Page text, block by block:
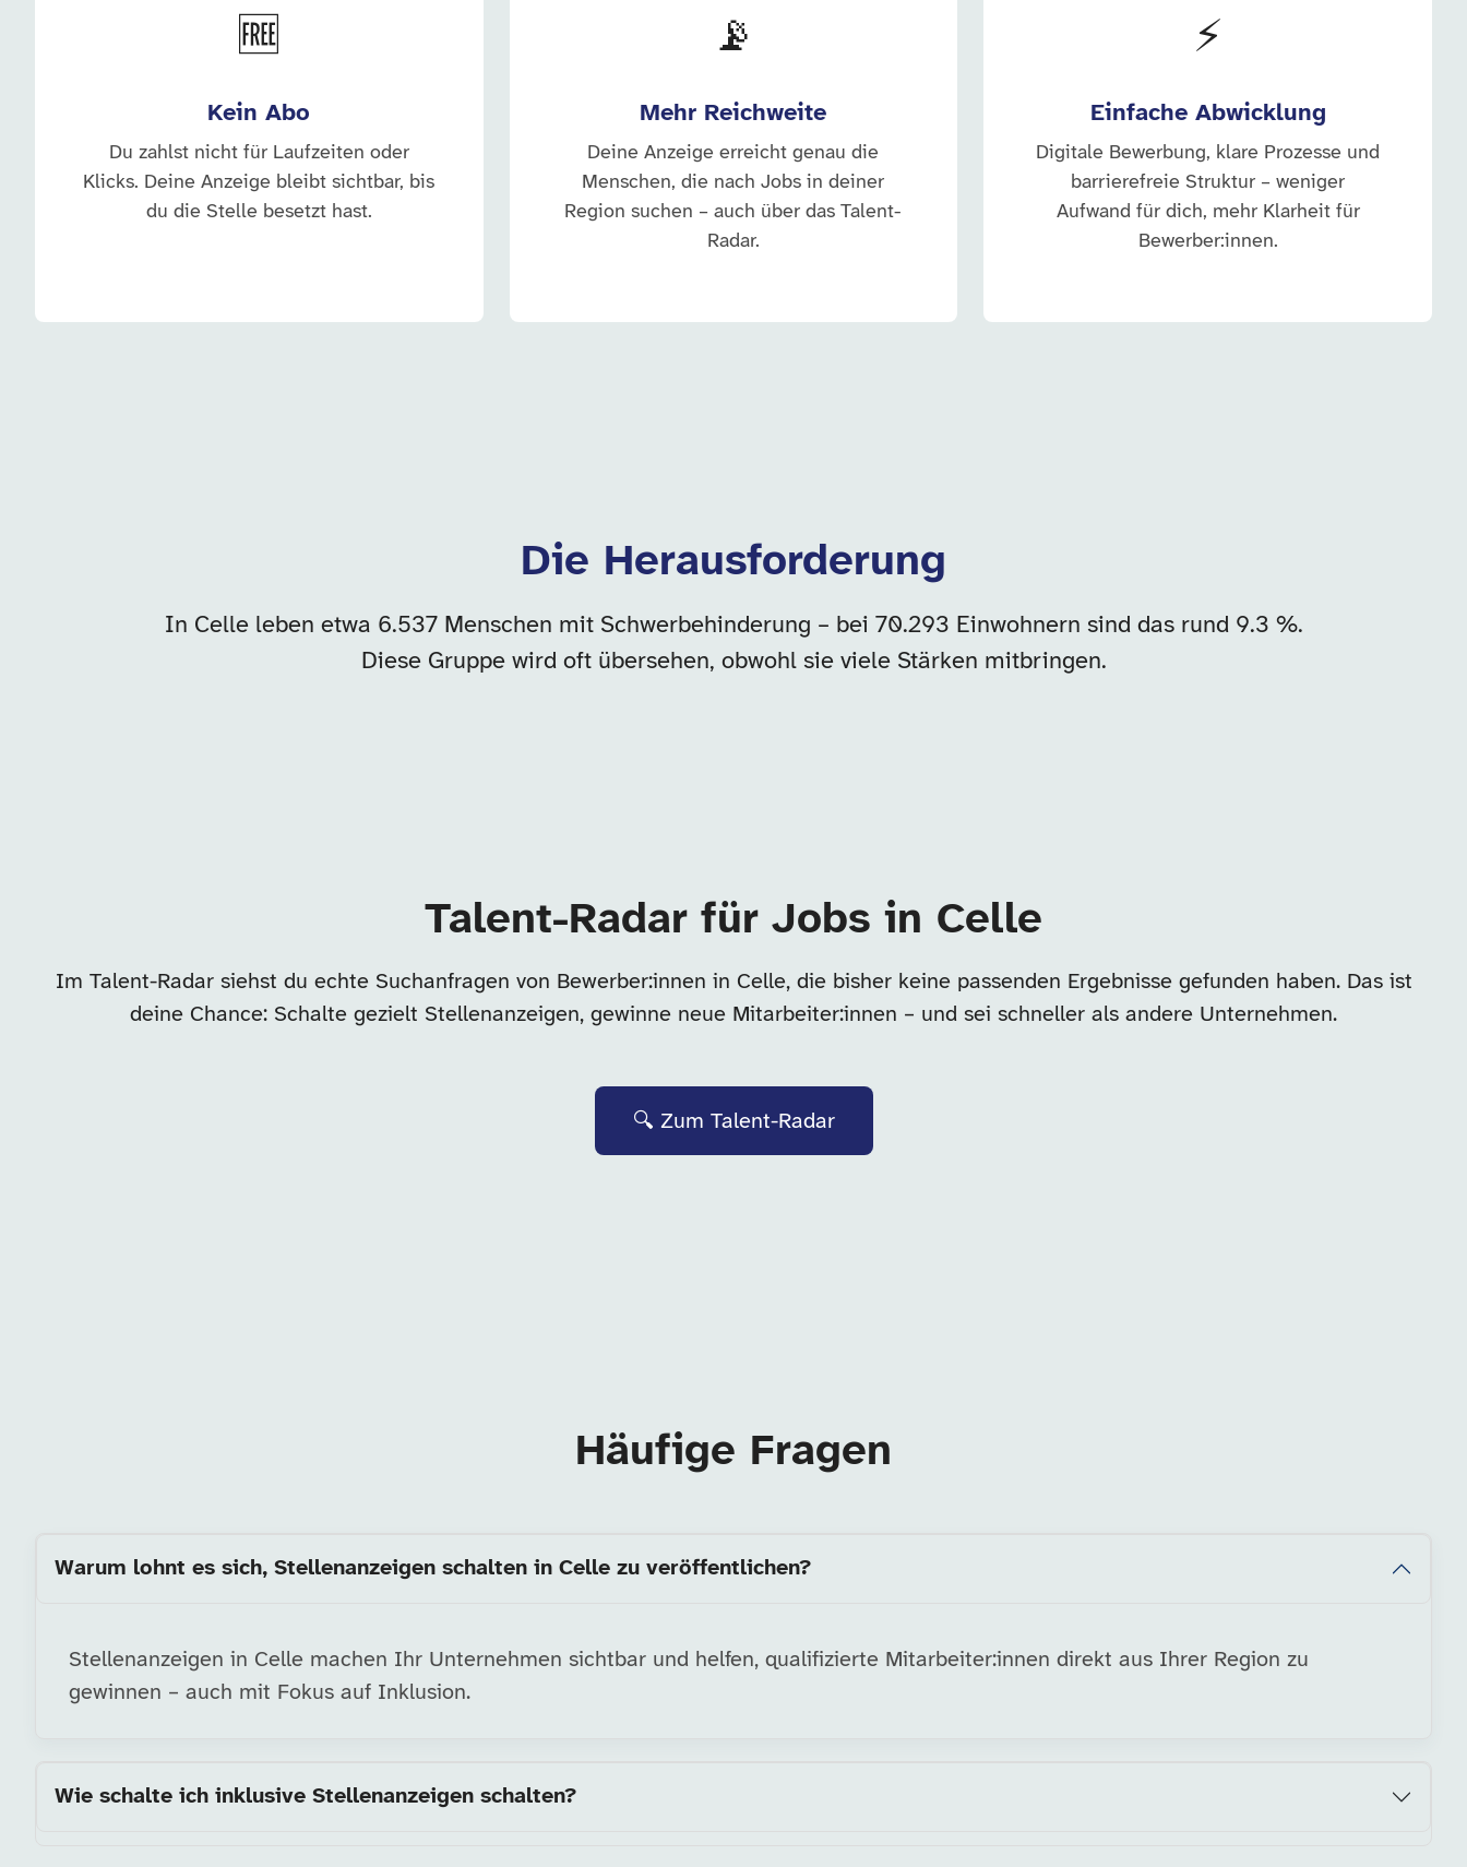
🆓
Kein Abo
Du zahlst nicht für Laufzeiten oder
Klicks. Deine Anzeige bleibt sichtbar, bis
du die Stelle besetzt hast.
📡
Mehr Reichweite
Deine Anzeige erreicht genau die
Menschen, die nach Jobs in deiner
Region suchen – auch über das Talent-
Radar.
⚡
Einfache Abwicklung
Digitale Bewerbung, klare Prozesse und
barrierefreie Struktur – weniger
Aufwand für dich, mehr Klarheit für
Bewerber:innen.
Die Herausforderung
In Celle leben etwa 6.537 Menschen mit Schwerbehinderung – bei 70.293 Einwohnern sind das rund 9.3 %.
Diese Gruppe wird oft übersehen, obwohl sie viele Stärken mitbringen.
Talent-Radar für Jobs in Celle
Im Talent-Radar siehst du echte Suchanfragen von Bewerber:innen in Celle, die bisher keine passenden Ergebnisse gefunden haben. Das ist
deine Chance: Schalte gezielt Stellenanzeigen, gewinne neue Mitarbeiter:innen – und sei schneller als andere Unternehmen.
🔍 Zum Talent-Radar
Häufige Fragen
Warum lohnt es sich, Stellenanzeigen schalten in Celle zu veröffentlichen?
Stellenanzeigen in Celle machen Ihr Unternehmen sichtbar und helfen, qualifizierte Mitarbeiter:innen direkt aus Ihrer Region zu
gewinnen – auch mit Fokus auf Inklusion.
Wie schalte ich inklusive Stellenanzeigen schalten?